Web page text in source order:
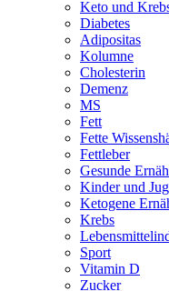
Keto und
Diabetes
Adipositas
Kolumne
Cholesterin
Demenz
MS
Fett
Fette
Fettleber
Gesunde
Kinder und
Ketogene
Krebs
Sport
Vitamin D
Zucker